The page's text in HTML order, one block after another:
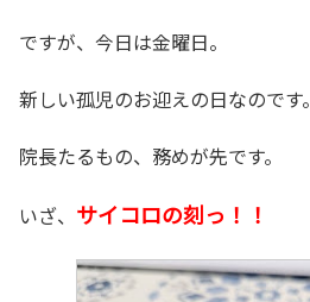
ですが、今日は金曜日。
新しい孤児のお迎えの日なのです。
院長たるもの、務めが先です。
いざ、 サイコロの刻っ！！